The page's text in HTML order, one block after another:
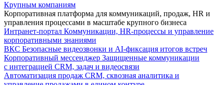
Крупным компаниям
Корпоративная платформа для коммуникаций, продаж, HR и
управления процессами в масштабе крупного бизнеса
Интранет-портал Коммуникации, HR-процессы и управление
корпоративными знаниями
ВКС Безопасные видеозвонки и AI-фиксация итогов встреч
Корпоративный мессенджер Защищенные коммуникации
с интеграцией CRM, задач и видеосвязи
Автоматизация продаж CRM, сквозная аналитика и